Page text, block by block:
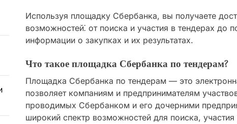
Используя площадку Сбербанка, вы получаете
возможностей⁚ от поиска и участия в тендерах до
информации о закупках и их результатах.
Что такое площадка Сбербанка по тендерам?
Площадка Сбербанка по тендерам — это
позволяет компаниям и предпринимателям
проводимых Сбербанком и его дочерними
широкий спектр возможностей для поиска,